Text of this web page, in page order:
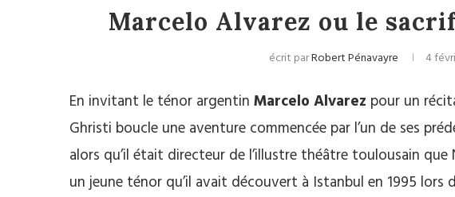
Marcelo Alvarez ou le
écrit parRobert Pénavayre 4
En invitant le ténor argentin Marcelo Alvarez pour un
Ghristi boucle une aventure commencée par l’un de ses
alors qu’il était directeur de l’illustre théâtre toulousain
un jeune ténor qu’il avait découvert à Istanbul en 1995 lors